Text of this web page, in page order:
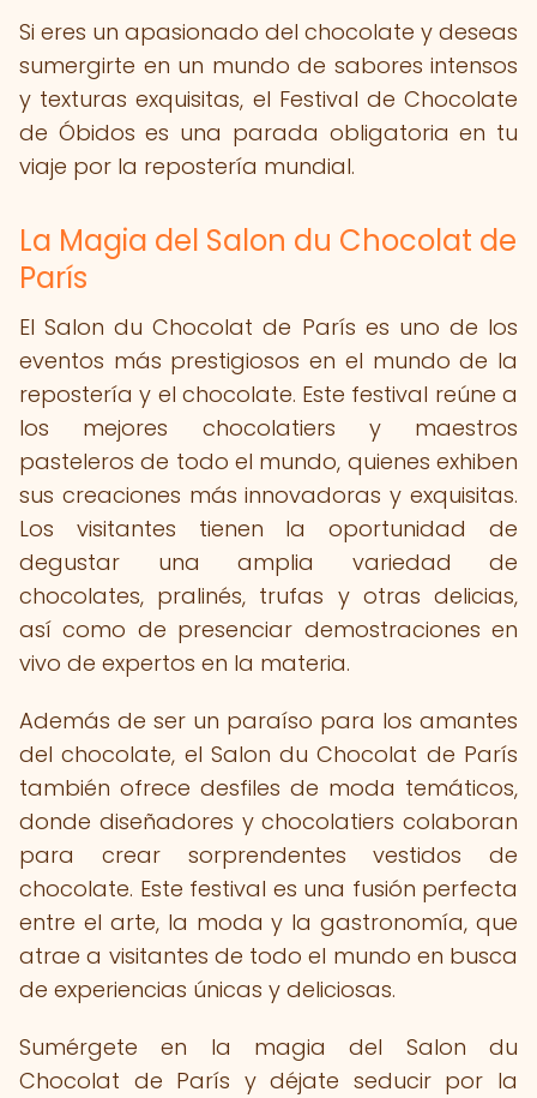
Si eres un apasionado del chocolate y deseas
sumergirte en un mundo de sabores intensos
y texturas exquisitas, el Festival de Chocolate
de Óbidos es una parada obligatoria en tu
viaje por la repostería mundial.
La Magia del Salon du Chocolat de
París
El Salon du Chocolat de París es uno de los
eventos más prestigiosos en el mundo de la
repostería y el chocolate. Este festival reúne a
los mejores chocolatiers y maestros
pasteleros de todo el mundo, quienes exhiben
sus creaciones más innovadoras y exquisitas.
Los visitantes tienen la oportunidad de
degustar una amplia variedad de
chocolates, pralinés, trufas y otras delicias,
así como de presenciar demostraciones en
vivo de expertos en la materia.
Además de ser un paraíso para los amantes
del chocolate, el Salon du Chocolat de París
también ofrece desfiles de moda temáticos,
donde diseñadores y chocolatiers colaboran
para crear sorprendentes vestidos de
chocolate. Este festival es una fusión perfecta
entre el arte, la moda y la gastronomía, que
atrae a visitantes de todo el mundo en busca
de experiencias únicas y deliciosas.
Sumérgete en la magia del Salon du
Chocolat de París y déjate seducir por la